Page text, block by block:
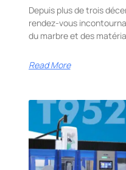
Depuis plus de trois
rendez-vous
du marbre et des
Read More